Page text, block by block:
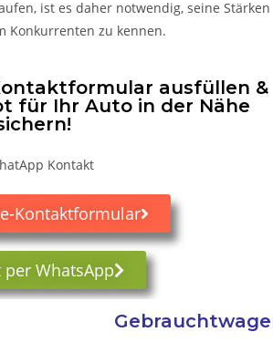
ist es daher notwendig, seine Stärken
Konkurrenten zu kennen.
ausfüllen &
für Ihr Auto in der Nähe
Kontaktformular
per WhatsApp